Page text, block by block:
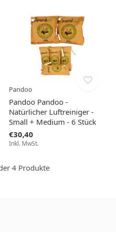
Pandoo
Pandoo Pandoo -
Natürlicher Luftreiniger -
Small + Medium - 6 Stück
€30,40
Inkl. MwSt.
4 Produkte